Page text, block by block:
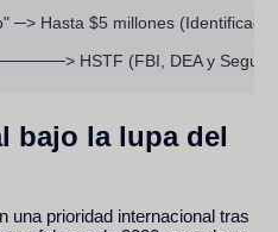
─> Hasta $5 millones
bajo la lupa del
una prioridad internacional tras